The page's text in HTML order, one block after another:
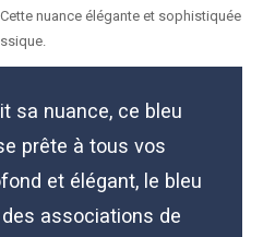
nuance élégante et sophistiquée
sa nuance, ce bleu
prête à tous vos
et élégant, le bleu
associations de